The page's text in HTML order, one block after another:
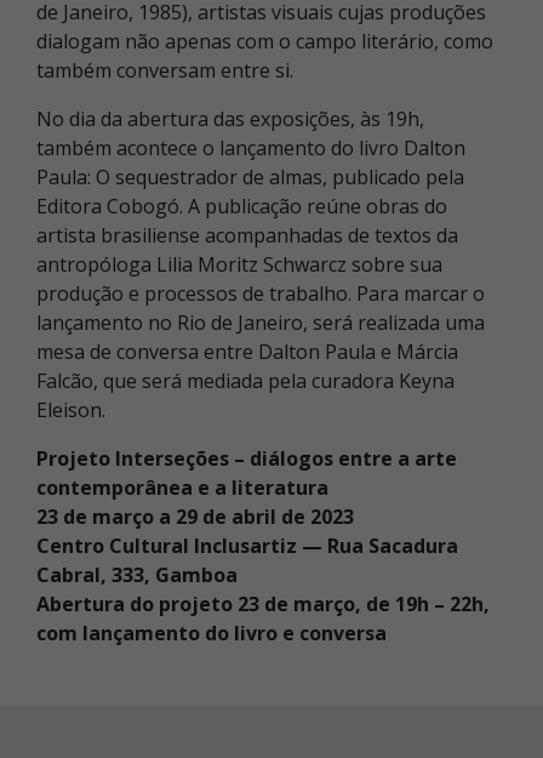
de Janeiro, 1985), artistas visuais cujas produções
dialogam não apenas com o campo literário, como
também conversam entre si.
No dia da abertura das exposições, às 19h,
também acontece o lançamento do livro Dalton
Paula: O sequestrador de almas, publicado pela
Editora Cobogó. A publicação reúne obras do
artista brasiliense acompanhadas de textos da
antropóloga Lilia Moritz Schwarcz sobre sua
produção e processos de trabalho. Para marcar o
lançamento no Rio de Janeiro, será realizada uma
mesa de conversa entre Dalton Paula e Márcia
Falcão, que será mediada pela curadora Keyna
Eleison.
Projeto Interseções – diálogos entre a arte
contemporânea e a literatura
23 de março a 29 de abril de 2023
Centro Cultural Inclusartiz — Rua Sacadura
Cabral, 333, Gamboa
Abertura do projeto 23 de março, de 19h – 22h,
com lançamento do livro e conversa